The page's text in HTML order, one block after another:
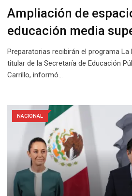
Ampliación de
educación media
Preparatorias recibirán el programa La
titular de la Secretaría de Educación
Carrillo, informó…
NACIONAL